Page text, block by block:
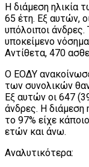
Η διάμεση ηλικία
65 έτη. Εξ αυτών,
υπόλοιποι
υποκείμενο
Αντίθετα, 470
Ο ΕΟΔΥ
των συνολικών
Εξ αυτών οι 647
άνδρες. Η διάμεση
το 97% είχε
ετών και άνω.
Αναλυτικότερα: